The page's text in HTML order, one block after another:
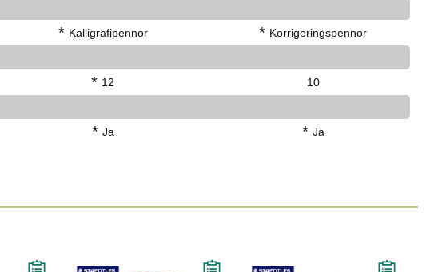
* Kalligrafipennor * Korrigeringspennor
* 12 10
* Ja * Ja